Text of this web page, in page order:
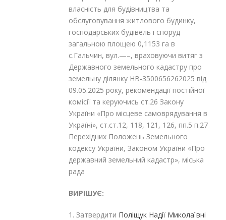
власність для будівництва та
обслуговування житлового будинку,
господарських будівель і споруд
загальною площею 0,1153 га в
с.Гальчин, вул.—–, враховуючи витяг з
Державного земельного кадастру про
земельну ділянку НВ-3500656262025 від
09.05.2025 року, рекомендації постійної
комісії та керуючись ст.26 Закону
України «Про місцеве самоврядування в
Україні», ст.ст.12, 118, 121, 126, пп.5 п.27
Перехідних Положень Земельного
кодексу України, Законом України «Про
державний земельний кадастр», міська
рада
ВИРІШУЄ:
1. Затвердити Поліщук Надії Миколаївні